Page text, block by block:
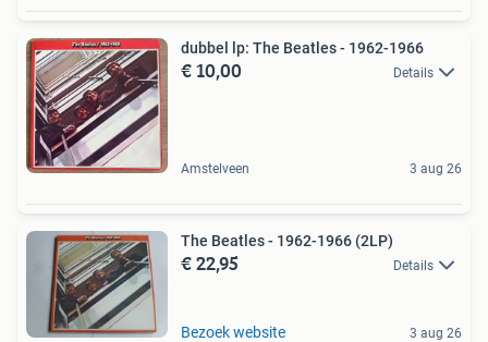
dubbel lp: The Beatles - 1962-1966
€ 10,00 Details
Amstelveen 3 aug 26
The Beatles - 1962-1966 (2LP)
€ 22,95 Details
Bezoek website 3 aug 26